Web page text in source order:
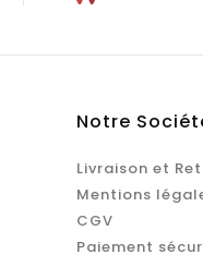
Notre
Livraison et
Mentions
CGV
Paiement